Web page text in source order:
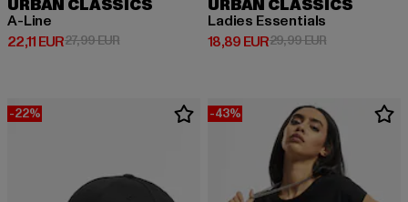
URBAN CLASSICS
A-Line
22,11 EUR
Derzeitiger Preis: 22,11 EUR
27,99 EURAktionspreis: 27,99 EUR
URBAN CLASSICS
Ladies Essentials
18,89 EUR
Derzeitiger Preis: 18,89 EUR
29,99 EURAktionspreis:
-22% -43%